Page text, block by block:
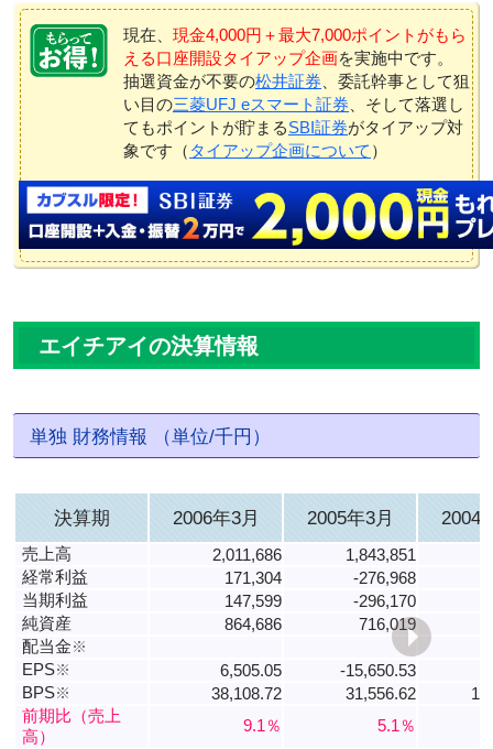
現在、 現金4,000円＋最大7,000ポイントがもら
える口座開設タイアップ企画を実施中です。
抽選資金が不要の松井証券 、委託幹事として狙
い目の三菱UFJ eスマート証券 、そして落選し
てもポイントが貯まるSBI証券がタイアップ対
象です（ タイアップ企画について ）
エイチアイの決算情報
単独 財務情報 （単位/千円）
決算期 2006年3月 2005年3月 2004
売上高 2,011,686 1,843,851
経常利益
171,304
-276,968
当期利益
147,599
-296,170
純資産
864,686
716,019
配当金※
EPS※ 6,505.05 -15,650.53
BPS※ 38,108.72 31,556.62
前期比（売上
高）
9.1％
5.1％